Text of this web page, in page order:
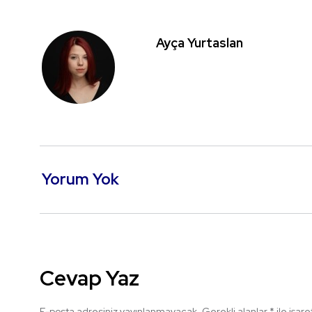
Ayça Yurtaslan
Yorum Yok
Cevap Yaz